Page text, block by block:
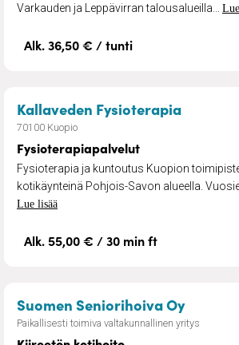
Varkauden ja Leppävirran talousalueilla...
Alk. 36,50 € / tunti
Kallaveden Fysioterapia–
70100 Kuopio
Fysioterapiapalvelut
Fysioterapia ja kuntoutus Kuopion
kotikäynteinä Pohjois-Savon alueella.
Lue lisää
Alk. 55,00 € / 30 min ft
Suomen Seniorihoiva Oy–
Paikallisesti toimiva valtakunnallinen yritys